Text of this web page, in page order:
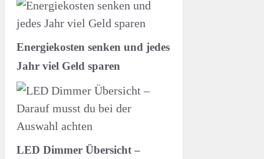
Energiekosten senken und jedes
Jahr viel Geld sparen
LED Dimmer Übersicht –